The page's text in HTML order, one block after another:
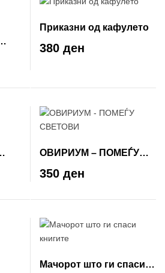
Приказни од кафулето
380 ден
ОВИРИУМ – ПОМЕЃУ
СВЕТОВИ
350 ден
Мачорот што ги спаси